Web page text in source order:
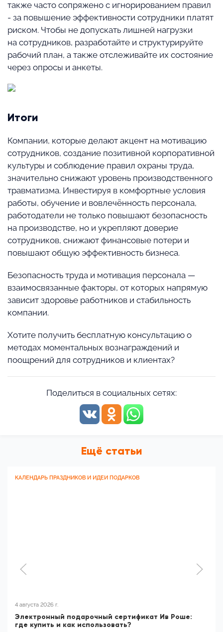
также часто сопряжено с игнорированием правил
- за повышение эффективности сотрудники платят
риском. Чтобы не допускать лишней нагрузки
на сотрудников, разработайте и структурируйте
рабочий план, а также отслеживайте их состояние
через опросы и анкеты.
Итоги
Компании, которые делают акцент на мотивацию
сотрудников, создание позитивной корпоративной
культуры и соблюдение правил охраны труда,
значительно снижают уровень производственного
травматизма. Инвестируя в комфортные условия
работы, обучение и вовлечённость персонала,
работодатели не только повышают безопасность
на производстве, но и укрепляют доверие
сотрудников, снижают финансовые потери и
повышают общую эффективность бизнеса.
Безопасность труда и мотивация персонала —
взаимосвязанные факторы, от которых напрямую
зависит здоровье работников и стабильность
компании.
Хотите получить бесплатную консультацию о
методах моментальных вознаграждений и
поощрений для сотрудников и клиентах?
Поделиться в социальных сетях:
Ещё статьи
КАЛЕНДАРЬ ПРАЗДНИКОВ И ИДЕИ ПОДАРКОВ
4 августа 2026 г.
Электронный подарочный сертификат Ив Роше:
где купить и как использовать?